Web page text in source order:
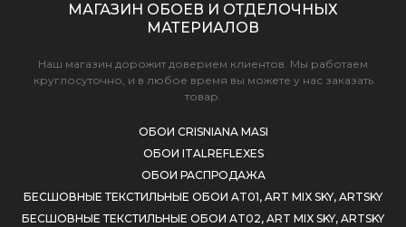
МАГАЗИН ОБОЕВ И ОТДЕЛОЧНЫХ
МАТЕРИАЛОВ
Наш магазин дорожит доверием клиентов. Мы работаем
круглосуточно, и в любое время вы можете у нас заказать
товар.
ОБОИ CRISNIANA MASI
ОБОИ ITALREFLEXES
ОБОИ РАСПРОДАЖА
БЕСШОВНЫЕ ТЕКСТИЛЬНЫЕ ОБОИ AT01, ART MIX SKY, ARTSKY
БЕСШОВНЫЕ ТЕКСТИЛЬНЫЕ ОБОИ AT02, ART MIX SKY, ARTSKY